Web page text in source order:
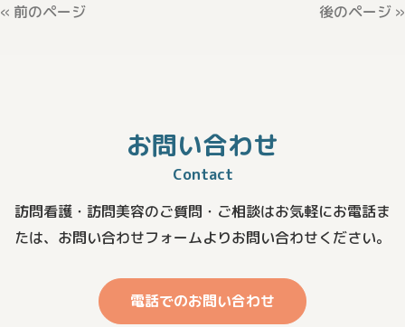
« 前のページ 後のページ »
お問い合わせ
Contact
訪問看護・訪問美容のご質問・ご相談はお気軽にお電話ま
たは、 お問い合わせフォームよりお問い合わせください。
電話でのお問い合わせ